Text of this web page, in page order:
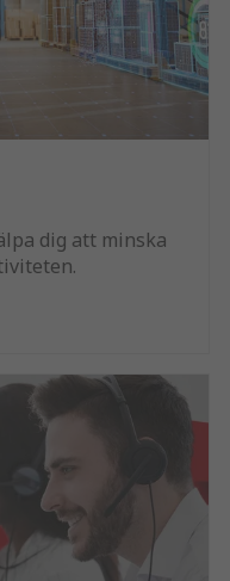
dig att minska